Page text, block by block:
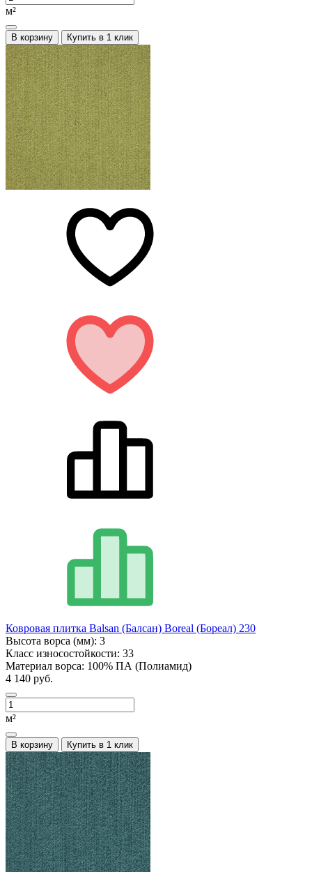
м²
В корзину Купить в 1 клик
Ковровая плитка Balsan (Балсан) Boreal (Бореал) 230
Высота ворса (мм): 3
Класс износостойкости: 33
Материал ворса: 100% ПА (Полиамид)
4 140 руб.
м²
В корзину Купить в 1 клик